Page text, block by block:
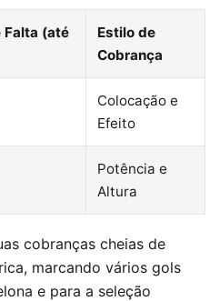
Falta (até
Estilo de
Cobrança
Colocação e
Efeito
Potência e
Altura
cobranças cheias de
marcando vários gols
e para a seleção